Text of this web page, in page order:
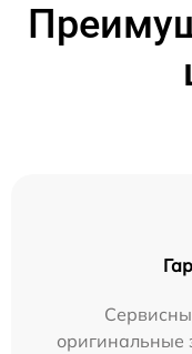
оригинальные